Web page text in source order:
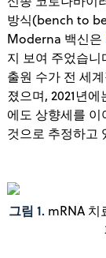
방식(bench to
Moderna 백신은
지 보여 주었습
출원 수가 전 세
졌으며, 2021년
에도 상향세를 이
것으로 추정하고
그림 1. mRNA 치